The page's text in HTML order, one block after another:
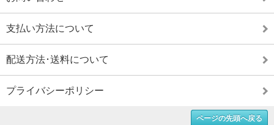
支払い方法について
配送方法･送料について
プライバシーポリシー
ページの先頭へ戻る